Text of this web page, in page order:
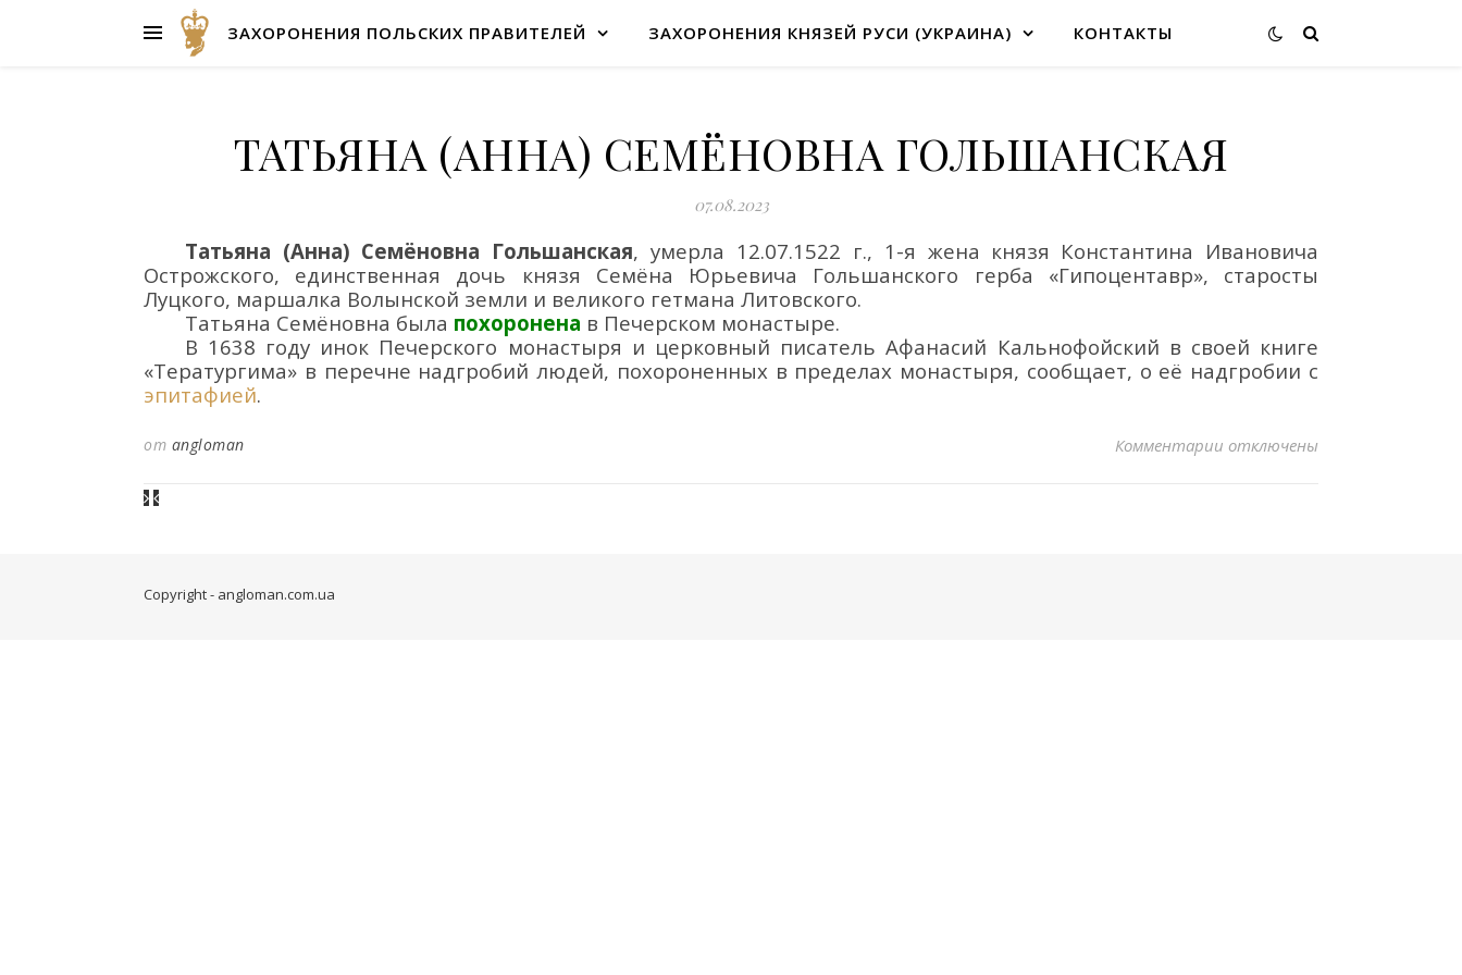
ЗАХОРОНЕНИЯ ПОЛЬСКИХ ПРАВИТЕЛЕЙ ЗАХОРОНЕНИЯ КНЯЗЕЙ РУСИ (УКРАИНА) КОНТАКТЫ
ТАТЬЯНА (АННА) СЕМЁНОВНА ГОЛЬШАНСКАЯ
07.08.2023
Татьяна (Анна) Семёновна Гольшанская, умерла 12.07.1522 г., 1-я жена князя Константина Ивановича
Острожского, единственная дочь князя Семёна Юрьевича Гольшанского герба «Гипоцентавр», старосты
Луцкого, маршалка Волынской земли и великого гетмана Литовского.
Татьяна Семёновна была похоронена в Печерском монастыре.
В 1638 году инок Печерского монастыря и церковный писатель Афанасий Кальнофойский в своей книге
«Тератургима» в перечне надгробий людей, похороненных в пределах монастыря, сообщает, о её надгробии с
эпитафией.
от angloman Комментарии к записи ТАТЬЯНА (АННА)
отключены